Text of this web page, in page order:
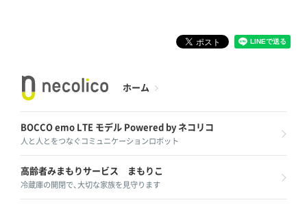
ホーム
BOCCO emo LTE モデル Powered by ネコリコ
人と人とをつなぐコミュニケーションロボット
高齢者みまもりサービス まもりこ
冷蔵庫の開閉で、大切な家族を見守ります